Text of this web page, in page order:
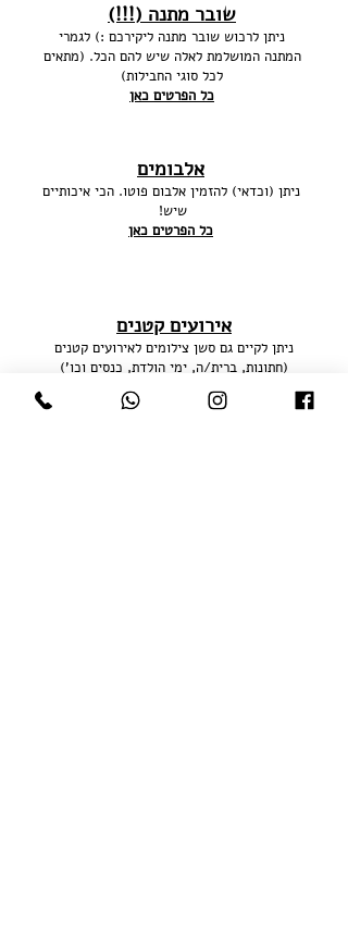
שובר מתנה (!!!)
ניתן לרכוש שובר מתנה ליקירכם :) לגמרי
המתנה המושלמת לאלה שיש להם הכל. (מתאים
לכל סוגי החבילות)
כל הפרטים כאן
אלבומים
ניתן (וכדאי) להזמין אלבום פוטו. הכי איכותיים
שיש!
כל הפרטים כאן
אירועים קטנים
ניתן לקיים גם סשן צילומים לאירועים קטנים
(חתונות, ברית/ה, ימי הולדת, כנסים וכו')